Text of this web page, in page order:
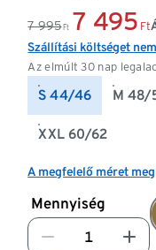
7 995 Ft 7 495 Ft
Az elmúlt 30 nap
Szállítási költséget
S 44/46 M 48/
XXL 60/62
A megfelelő méret
Mennyiség